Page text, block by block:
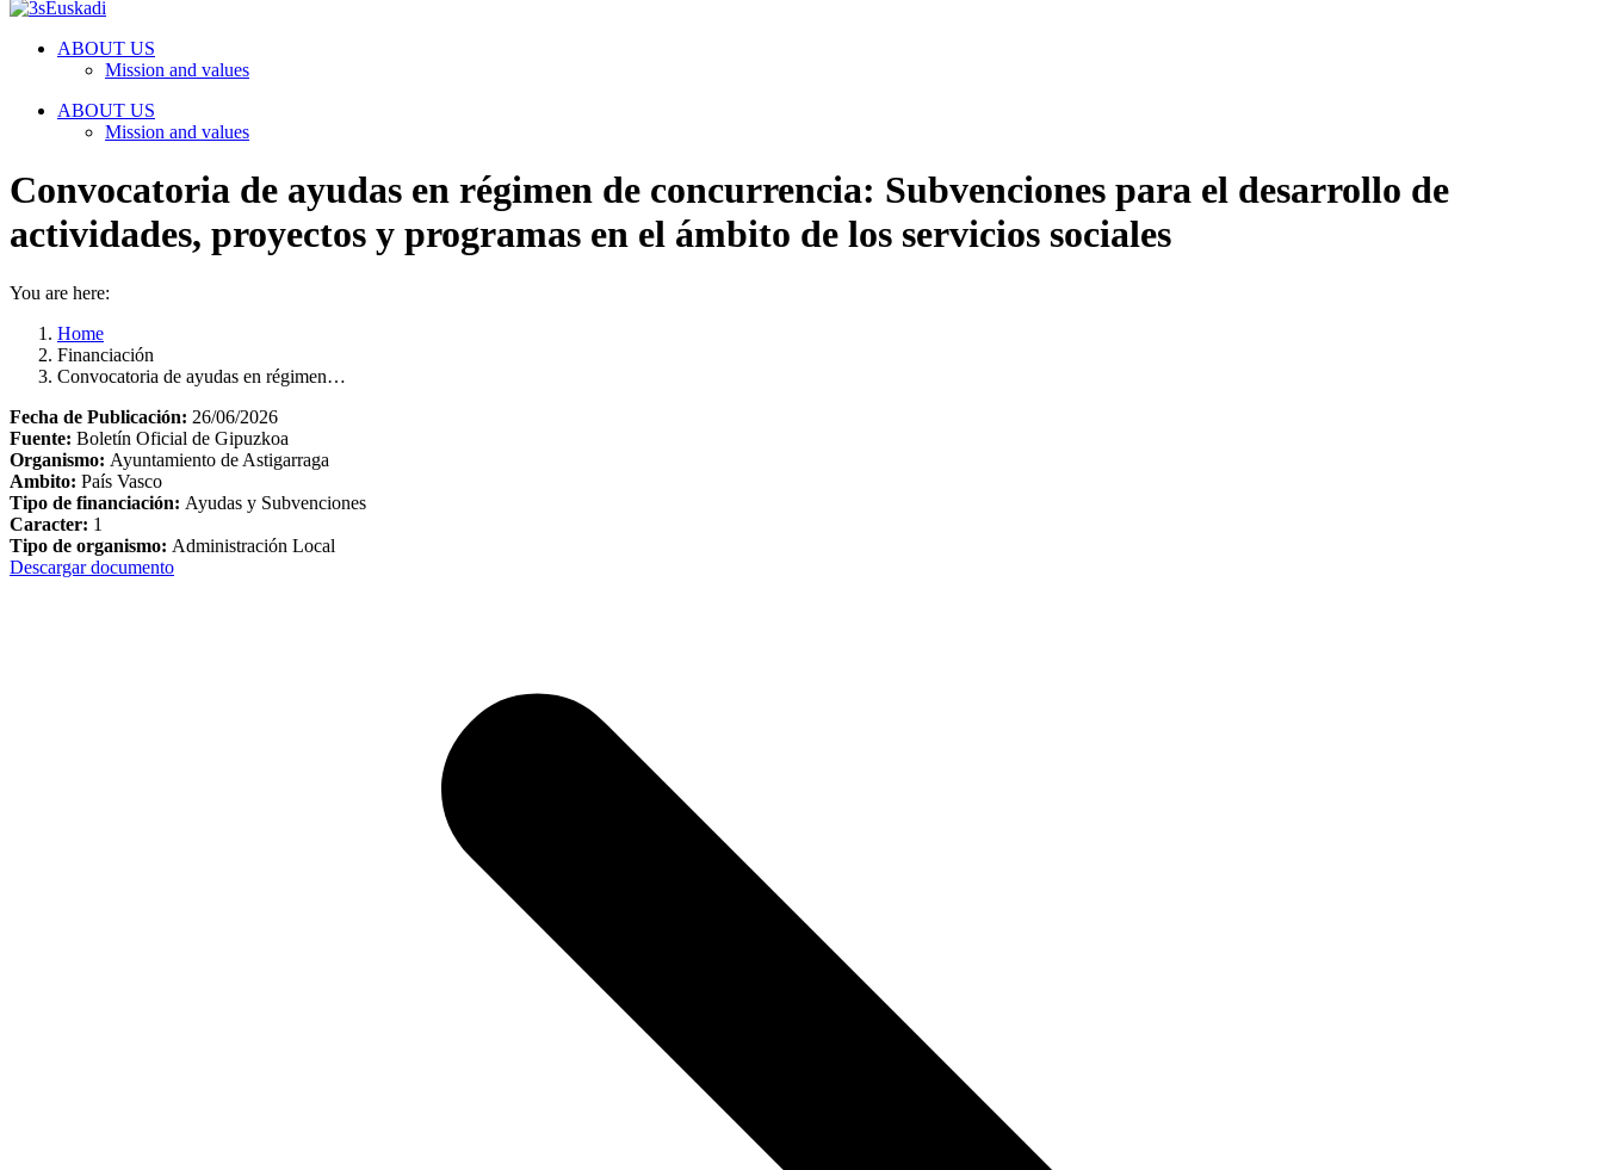
ABOUT US
Mission and values
ABOUT US
Mission and values
Convocatoria de ayudas en régimen de concurrencia: Subvenciones para el desarrollo de
actividades, proyectos y programas en el ámbito de los servicios sociales
You are here:
Home
Financiación
Convocatoria de ayudas en régimen…
Fecha de Publicación: 26/06/2026
Fuente: Boletín Oficial de Gipuzkoa
Organismo: Ayuntamiento de Astigarraga
Ambito: País Vasco
Tipo de financiación: Ayudas y Subvenciones
Caracter: 1
Tipo de organismo: Administración Local
Descargar documento